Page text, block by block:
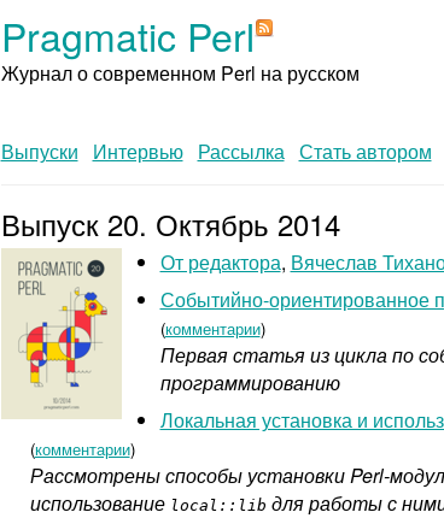
Pragmatic Perl
Журнал о современном Perl на русском
Выпуски Интервью Рассылка Стать автором
Выпуск 20. Октябрь 2014
От редактора, Вячеслав
Событийно-ориентированное
(комментарии)
Первая статья из цикла по
программированию
Локальная установка и
(комментарии)
Рассмотрены способы установки Perl-
использование local::lib для работы с